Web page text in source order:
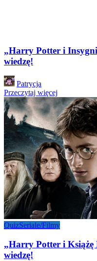
„Harry Potter i
wiedzę!
Posted
by
Patrycja
Przeczytaj więcej
QuizSeriale/Filmy
„Harry Potter i
wiedzę!